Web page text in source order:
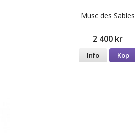
Musc des Sables
2 400 kr
Info Köp